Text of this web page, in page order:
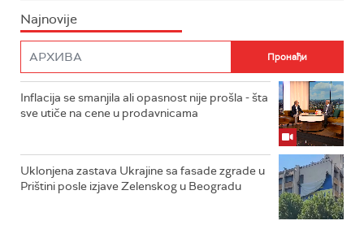
Najnovije
Inflacija se smanjila ali opasnost nije prošla - šta
sve utiče na cene u prodavnicama
Uklonjena zastava Ukrajine sa fasade zgrade u
Prištini posle izjave Zelenskog u Beogradu